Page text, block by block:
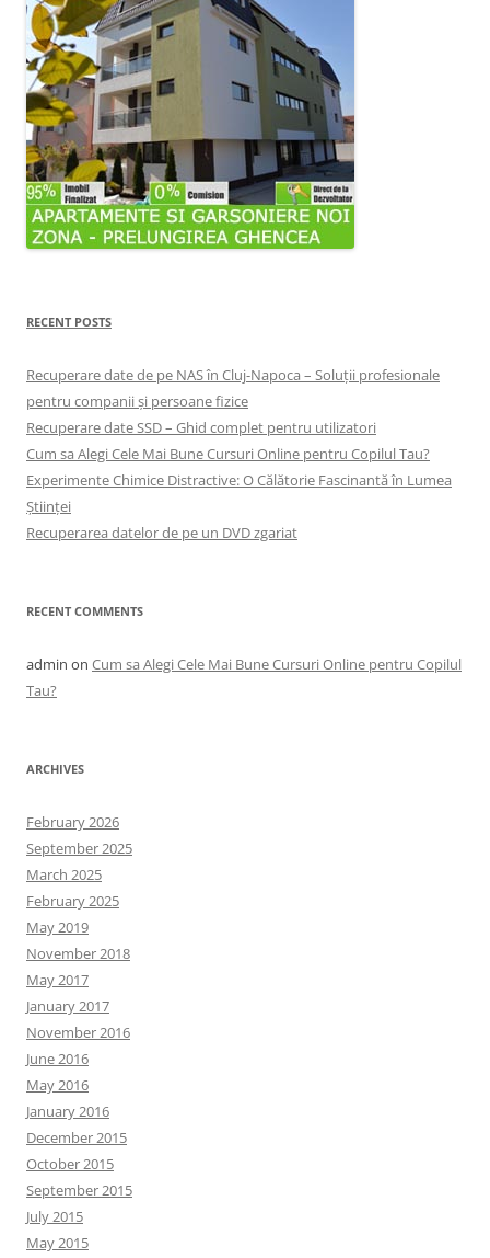
RECENT POSTS
Recuperare date de pe NAS în Cluj-Napoca – Soluții profesionale
pentru companii și persoane fizice
Recuperare date SSD – Ghid complet pentru utilizatori
Cum sa Alegi Cele Mai Bune Cursuri Online pentru Copilul Tau?
Experimente Chimice Distractive: O Călătorie Fascinantă în Lumea
Științei
Recuperarea datelor de pe un DVD zgariat
RECENT COMMENTS
admin on Cum sa Alegi Cele Mai Bune Cursuri Online pentru Copilul
Tau?
ARCHIVES
February 2026
September 2025
March 2025
February 2025
May 2019
November 2018
May 2017
January 2017
November 2016
June 2016
May 2016
January 2016
December 2015
October 2015
September 2015
July 2015
May 2015